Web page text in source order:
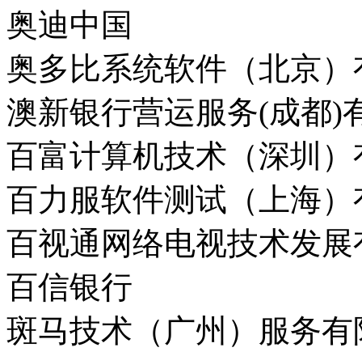
奥迪中国
奥多比系统软件（北京
澳新银行营运服务(成都)
百富计算机技术（深圳
百力服软件测试（上海
百视通网络电视技术发
百信银行
斑马技术（广州）服务有